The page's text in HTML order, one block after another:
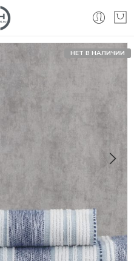
НЕТ В НАЛИЧИИ